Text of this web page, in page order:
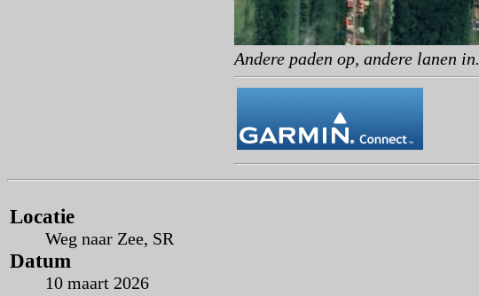
Andere paden op, andere lanen in.
Locatie
Weg naar Zee, SR
Datum
10 maart 2026